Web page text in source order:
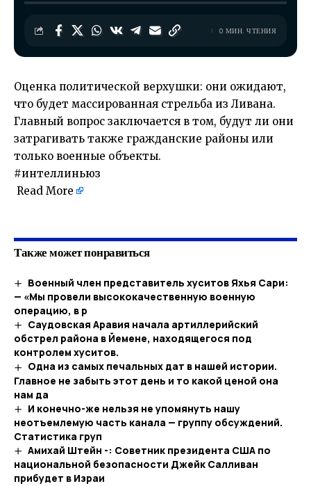
0 МИН. ЧТЕНИЯ
Оценка политической верхушки: они ожидают,
что будет массированная стрельба из Ливана.
Главный вопрос заключается в том, будут ли они
затрагивать также гражданские районы или
только военные объекты.
#интеллиньюз
Read More
Также может понравиться
Военный член представитель хуситов Яхья Сари:
— «Мы провели высококачественную военную
операцию, в р
Саудовская Аравия начала артиллерийский
обстрел района в Йемене, находящегося под
контролем хуситов.
Одна из самых печальных дат в нашей истории.
Главное не забыть этот день и то какой ценой она
нам да
И конечно-же нельзя не упомянуть нашу
неотъемлемую часть канала — группу обсуждений.
Статистика груп
Амихай Штейн -: Советник президента США по
национальной безопасности Джейк Салливан
прибудет в Израи